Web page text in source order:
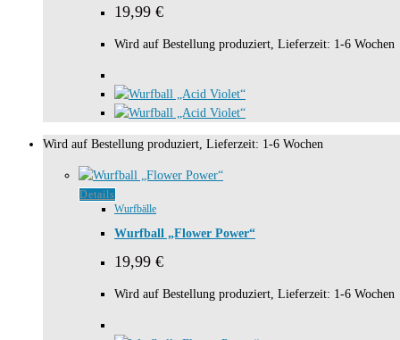
19,99 €
Wird auf Bestellung produziert, Lieferzeit: 1-6 Wochen
Wird auf Bestellung produziert, Lieferzeit: 1-6 Wochen
Details
Wurfbälle
Wurfball „Flower Power“
19,99 €
Wird auf Bestellung produziert, Lieferzeit: 1-6 Wochen